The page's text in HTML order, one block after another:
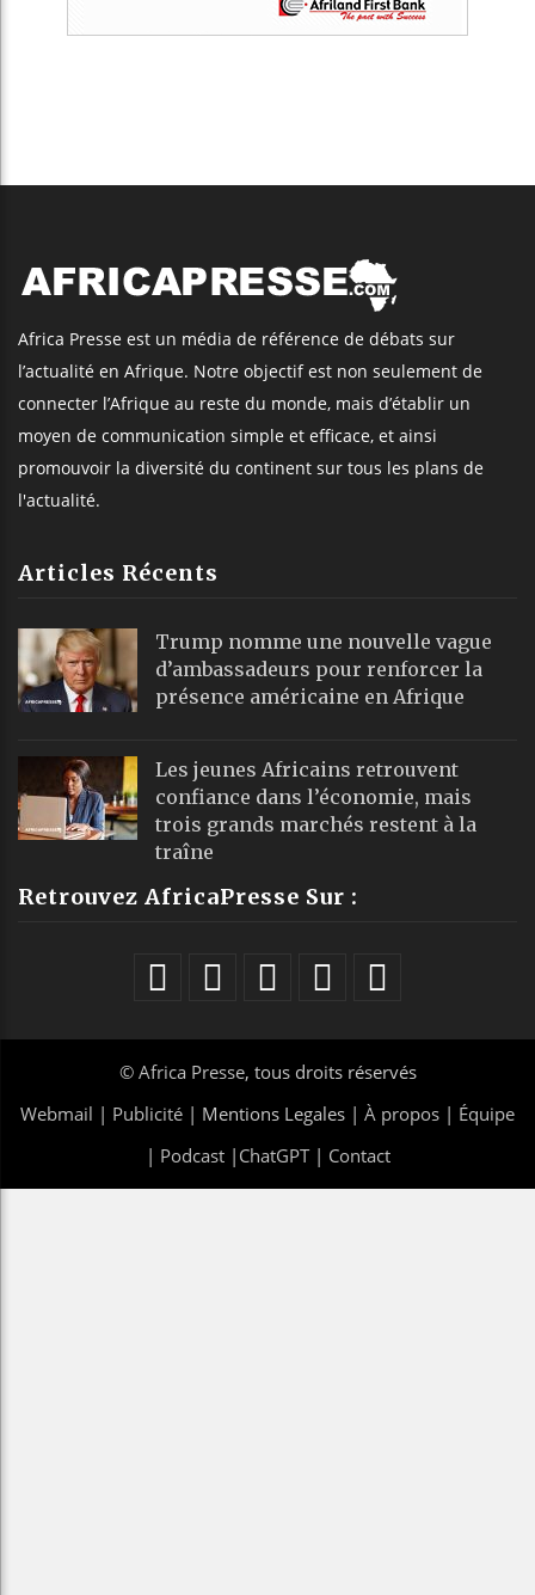
Africa Presse est un média de référence de débats sur
l’actualité en Afrique. Notre objectif est non seulement de
connecter l’Afrique au reste du monde, mais d’établir un
moyen de communication simple et efficace, et ainsi
promouvoir la diversité du continent sur tous les plans de
l'actualité.
Articles Récents
Trump nomme une nouvelle vague
d’ambassadeurs pour renforcer la
présence américaine en Afrique
Les jeunes Africains retrouvent
confiance dans l’économie, mais
trois grands marchés restent à la
traîne
Retrouvez AfricaPresse Sur :
© Africa Presse, tous droits réservés
Webmail | Publicité | Mentions Legales | À propos | Équipe
| Podcast| ChatGPT| Contact